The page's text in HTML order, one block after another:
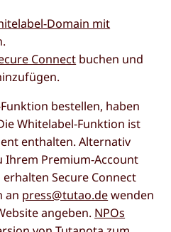
Domain mit
Connect buchen und
bestellen, haben
Whitelabel-Funktion ist
enthalten. Alternativ
Ihrem Premium-Account
Secure Connect
an press@tutao.dewenden
angeben. NPOs